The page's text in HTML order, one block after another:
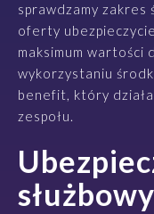
sprawdzamy zakres
oferty
maksimum wartości
wykorzystaniu
benefit, który
zespołu.